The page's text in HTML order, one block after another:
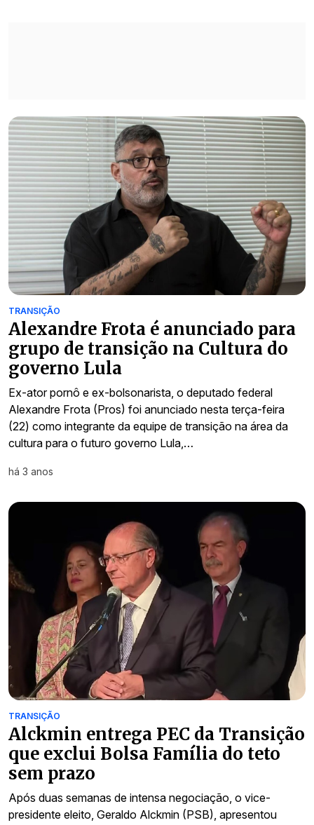
TRANSIÇÃO
Alexandre Frota é anunciado para
grupo de transição na Cultura do
governo Lula
Ex-ator pornô e ex-bolsonarista, o deputado federal
Alexandre Frota (Pros) foi anunciado nesta terça-feira
(22) como integrante da equipe de transição na área da
cultura para o futuro governo Lula,…
há 3 anos
TRANSIÇÃO
Alckmin entrega PEC da Transição
que exclui Bolsa Família do teto
sem prazo
Após duas semanas de intensa negociação, o vice-
presidente eleito, Geraldo Alckmin (PSB), apresentou